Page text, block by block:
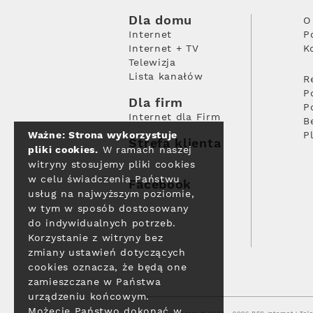
Dla domu
Internet
Internet + TV
Telewizja
Lista kanałów
Dla firm
Internet dla Firm
Strefa klienta
Facebook
Ważne: Strona wykorzystuje
pliki cookies. W ramach naszej
witryny stosujemy pliki cookies
w celu świadczenia Państwu
usług na najwyższym poziomie,
w tym w sposób dostosowany
do indywidualnych potrzeb.
Korzystanie z witryny bez
zmiany ustawień dotyczących
cookies oznacza, że będą one
zamieszczane w Państwa
urządzeniu końcowym.